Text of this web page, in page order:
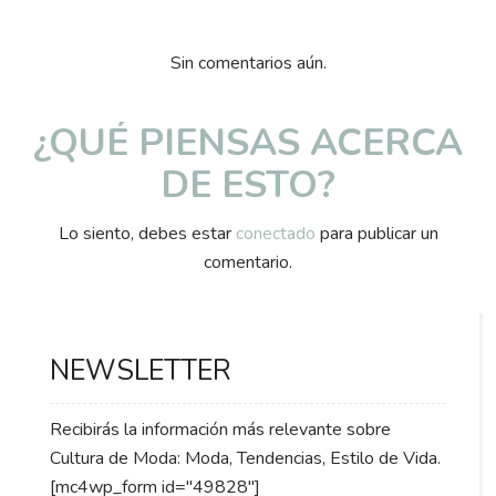
Sin comentarios aún.
¿QUÉ PIENSAS ACERCA
DE ESTO?
Lo siento, debes estar conectado para publicar un
comentario.
NEWSLETTER
Recibirás la información más relevante sobre
Cultura de Moda: Moda, Tendencias, Estilo de Vida.
[mc4wp_form id="49828"]